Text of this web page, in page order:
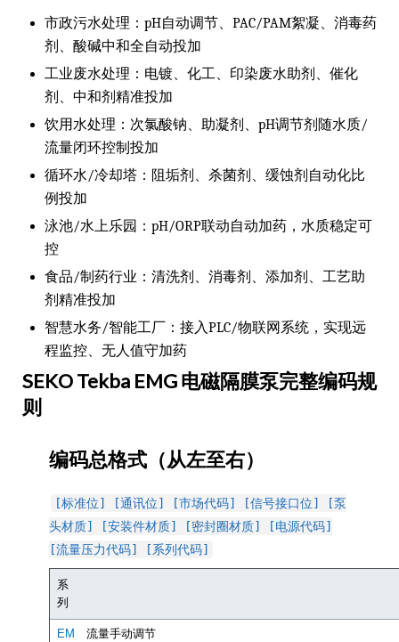
市政污水处理：pH自动调节、PAC/PAM絮凝、消毒药
剂、酸碱中和全自动投加
工业废水处理：电镀、化工、印染废水助剂、催化
剂、中和剂精准投加
饮用水处理：次氯酸钠、助凝剂、pH调节剂随水质/
流量闭环控制投加
循环水/冷却塔：阻垢剂、杀菌剂、缓蚀剂自动化比
例投加
泳池/水上乐园：pH/ORP联动自动加药，水质稳定可
控
食品/制药行业：清洗剂、消毒剂、添加剂、工艺助
剂精准投加
智慧水务/智能工厂：接入PLC/物联网系统，实现远
程监控、无人值守加药
SEKO Tekba EMG 电磁隔膜泵完整编码规
则
编码总格式（从左至右）
[标准位] [通讯位] [市场代码] [信号接口位] [泵
头材质] [安装件材质] [密封圈材质] [电源代码]
[流量压力代码] [系列代码]
系
列
EM
流量手动调节